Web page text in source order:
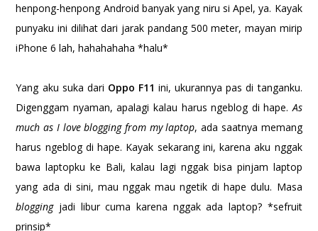
henpong-henpong Android banyak yang niru si Apel, ya. Kayak
punyaku ini dilihat dari jarak pandang 500 meter, mayan mirip
iPhone 6 lah, hahahahaha *halu*
Yang aku suka dari Oppo F11 ini, ukurannya pas di tanganku.
Digenggam nyaman, apalagi kalau harus ngeblog di hape. As
much as I love blogging from my laptop, ada saatnya memang
harus ngeblog di hape. Kayak sekarang ini, karena aku nggak
bawa laptopku ke Bali, kalau lagi nggak bisa pinjam laptop
yang ada di sini, mau nggak mau ngetik di hape dulu. Masa
bloggingjadi libur cuma karena nggak ada laptop? *sefruit
prinsip*